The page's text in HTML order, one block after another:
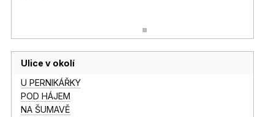
Ulice v okolí
U PERNIKÁŘKY
POD HÁJEM
NA ŠUMAVĚ